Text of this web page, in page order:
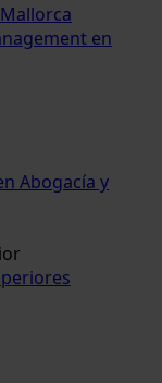
en
Abogacía y